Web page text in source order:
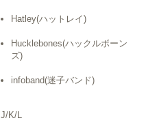
Hatley(ハットレイ)
Hucklebones(ハックルボーン
ズ)
infoband(迷子バンド)
J/K/L